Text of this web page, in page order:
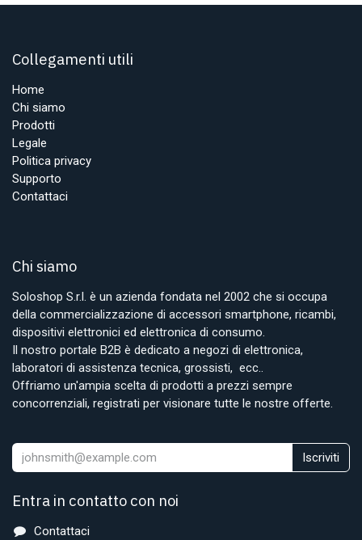
Collegamenti utili
Home
Chi siamo
Prodotti
Legale
Politica privacy
Supporto
Contattaci
Chi siamo
Soloshop S.r.l. è un azienda fondata nel 2002 che si occupa
della commercializzazione di accessori smartphone, ricambi,
dispositivi elettronici ed elettronica di consumo.
Il nostro portale B2B è dedicato a negozi di elettronica,
laboratori di assistenza tecnica, grossisti, ecc..
Offriamo un'ampia scelta di prodotti a prezzi sempre
concorrenziali, registrati per visionare tutte le nostre offerte.
Iscriviti
Entra in contatto con noi
Contattaci